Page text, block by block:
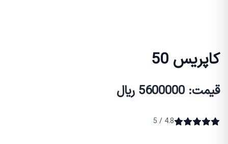
کاپریس 50
قیمت: 5600000 ریال
4.8 / 5